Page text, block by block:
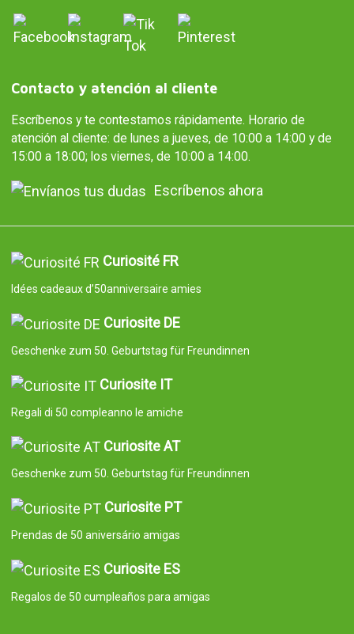
Contacto y atención al cliente
Escríbenos y te contestamos rápidamente. Horario de
atención al cliente: de lunes a jueves, de 10:00 a 14:00 y de
15:00 a 18:00; los viernes, de 10:00 a 14:00.
Escríbenos ahora
Curiosité FR
Idées cadeaux d’50anniversaire amies
Curiosite DE
Geschenke zum 50. Geburtstag für Freundinnen
Curiosite IT
Regali di 50 compleanno le amiche
Curiosite AT
Geschenke zum 50. Geburtstag für Freundinnen
Curiosite PT
Prendas de 50 aniversário amigas
Curiosite ES
Regalos de 50 cumpleaños para amigas